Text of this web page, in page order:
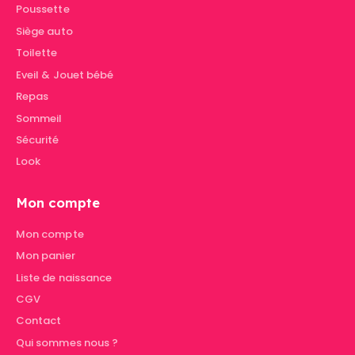
Poussette
Siège auto
Toilette
Eveil & Jouet bébé
Repas
Sommeil
Sécurité
Look
Mon compte
Mon compte
Mon panier
Liste de naissance
CGV
Contact
Qui sommes nous ?